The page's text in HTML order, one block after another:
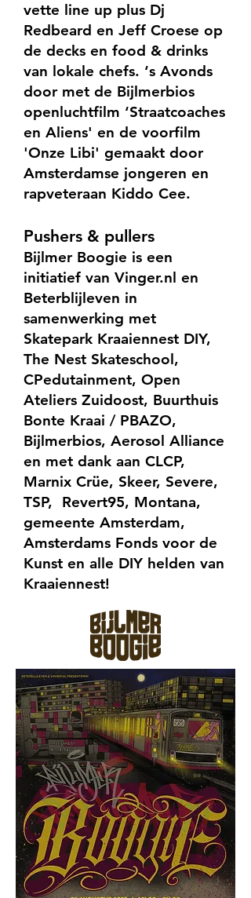
vette line up plus Dj
Redbeard en Jeff Croese op
de decks en food & drinks
van lokale chefs. ‘s Avonds
door met de Bijlmerbios
openluchtfilm ‘Straatcoaches
en Aliens' en de voorfilm
'Onze Libi' gemaakt door
Amsterdamse jongeren en
rapveteraan Kiddo Cee.
Pushers & pullers
Bijlmer Boogie is een
initiatief van Vinger.nl en
Beterblijleven in
samenwerking met
Skatepark Kraaiennest DIY,
The Nest Skateschool,
CPedutainment, Open
Ateliers Zuidoost, Buurthuis
Bonte Kraai / PBAZO,
Bijlmerbios, Aerosol Alliance
en met dank aan CLCP,
Marnix Crüe, Skeer, Severe,
TSP, Revert95, Montana,
gemeente Amsterdam,
Amsterdams Fonds voor de
Kunst en alle DIY helden van
Kraaiennest!